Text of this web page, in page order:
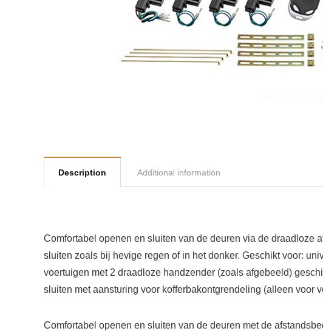
Description Additional information
Comfortabel openen en sluiten van de deuren via de draadloze
sluiten zoals bij hevige regen of in het donker. Geschikt voor:
voertuigen met 2 draadloze handzender (zoals afgebeeld)
sluiten met aansturing voor kofferbakontgrendeling (alleen voor
Comfortabel openen en sluiten van de deuren met de